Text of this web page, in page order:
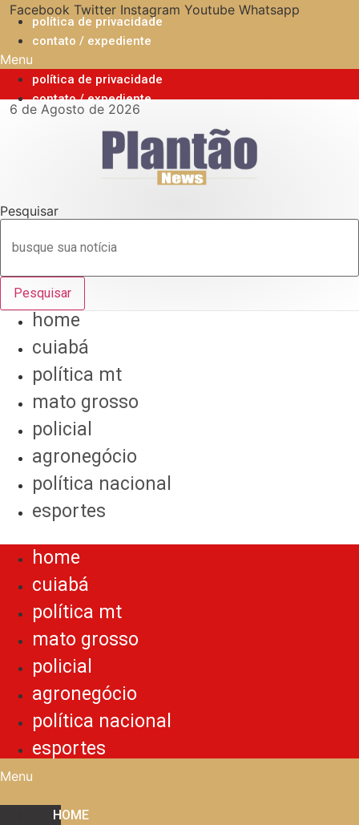
para
conteúdo
Facebook Twitter Instagram Youtube Whatsapp
política de privacidade
contato / expediente
Menu
política de privacidade
contato / expediente
6 de Agosto de 2026
Pesquisar
Pesquisar
home
cuiabá
política mt
mato grosso
policial
agronegócio
política nacional
esportes
home
cuiabá
política mt
mato grosso
policial
agronegócio
política nacional
esportes
Menu
HOME